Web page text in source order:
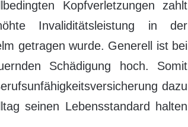
Kopfverletzungen zahlt
Invaliditätsleistung in der
getragen wurde. Generell ist bei
Schädigung hoch. Somit
dazu
seinen Lebensstandard halten